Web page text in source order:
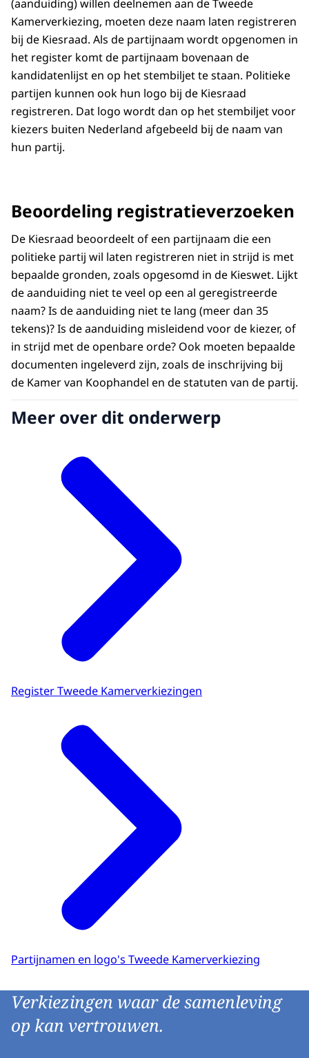
(aanduiding) willen deelnemen aan de Tweede
Kamerverkiezing, moeten deze naam laten registreren
bij de Kiesraad. Als de partijnaam wordt opgenomen in
het register komt de partijnaam bovenaan de
kandidatenlijst en op het stembiljet te staan. Politieke
partijen kunnen ook hun logo bij de Kiesraad
registreren. Dat logo wordt dan op het stembiljet voor
kiezers buiten Nederland afgebeeld bij de naam van
hun partij.
Beoordeling registratieverzoeken
De Kiesraad beoordeelt of een partijnaam die een
politieke partij wil laten registreren niet in strijd is met
bepaalde gronden, zoals opgesomd in de Kieswet. Lijkt
de aanduiding niet te veel op een al geregistreerde
naam? Is de aanduiding niet te lang (meer dan 35
tekens)? Is de aanduiding misleidend voor de kiezer, of
in strijd met de openbare orde? Ook moeten bepaalde
documenten ingeleverd zijn, zoals de inschrijving bij
de Kamer van Koophandel en de statuten van de partij.
Meer over dit onderwerp
Register Tweede Kamerverkiezingen
Partijnamen en logo's Tweede Kamerverkiezing
Verkiezingen waar de samenleving
op kan vertrouwen.